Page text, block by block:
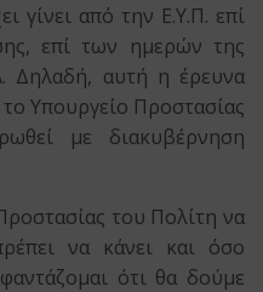
γίνει από την Ε.Υ.Π. επί
επί των ημερών της
Δηλαδή, αυτή η έρευνα
Υπουργείο Προστασίας
με διακυβέρνηση
του Πολίτη να
να κάνει και όσο
ότι θα δούμε